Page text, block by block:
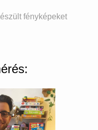
fényképeket